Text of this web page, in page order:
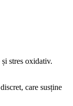
stres oxidativ.
care susține